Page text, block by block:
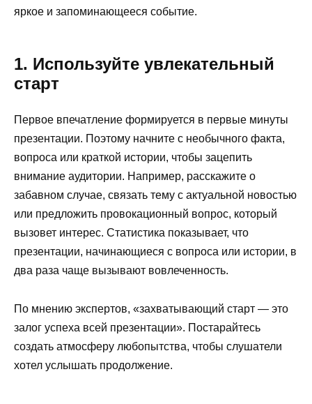
яркое и запоминающееся событие.
1. Используйте увлекательный
старт
Первое впечатление формируется в первые минуты
презентации. Поэтому начните с необычного факта,
вопроса или краткой истории, чтобы зацепить
внимание аудитории. Например, расскажите о
забавном случае, связать тему с актуальной новостью
или предложить провокационный вопрос, который
вызовет интерес. Статистика показывает, что
презентации, начинающиеся с вопроса или истории, в
два раза чаще вызывают вовлеченность.
По мнению экспертов, «захватывающий старт — это
залог успеха всей презентации». Постарайтесь
создать атмосферу любопытства, чтобы слушатели
хотел услышать продолжение.